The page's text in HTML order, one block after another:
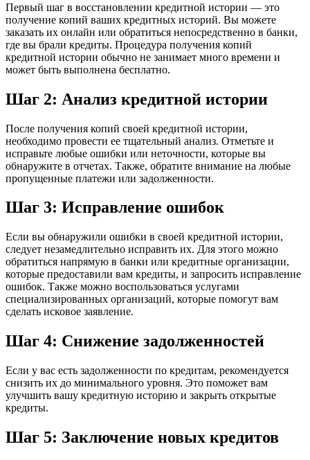
Первый шаг в восстановлении кредитной истории — это
получение копий ваших кредитных историй. Вы можете
заказать их онлайн или обратиться непосредственно в банки,
где вы брали кредиты. Процедура получения копий
кредитной истории обычно не занимает много времени и
может быть выполнена бесплатно.
Шаг 2: Анализ кредитной истории
После получения копий своей кредитной истории,
необходимо провести ее тщательный анализ. Отметьте и
исправьте любые ошибки или неточности, которые вы
обнаружите в отчетах. Также, обратите внимание на любые
пропущенные платежи или задолженности.
Шаг 3: Исправление ошибок
Если вы обнаружили ошибки в своей кредитной истории,
следует незамедлительно исправить их. Для этого можно
обратиться напрямую в банки или кредитные организации,
которые предоставили вам кредиты, и запросить исправление
ошибок. Также можно воспользоваться услугами
специализированных организаций, которые помогут вам
сделать исковое заявление.
Шаг 4: Снижение задолженностей
Если у вас есть задолженности по кредитам, рекомендуется
снизить их до минимального уровня. Это поможет вам
улучшить вашу кредитную историю и закрыть открытые
кредиты.
Шаг 5: Заключение новых кредитов